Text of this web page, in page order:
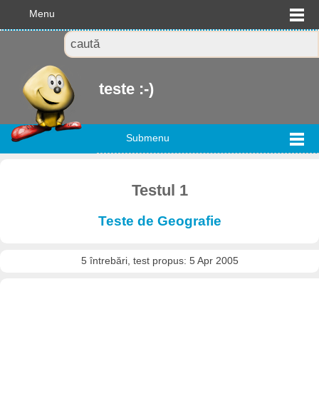
Menu
teste :-)
Submenu
Testul 1
Teste de Geografie
5 întrebări, test propus: 5 Apr 2005